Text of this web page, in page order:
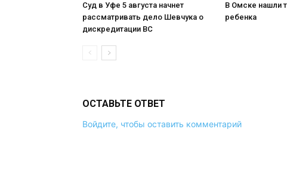
Суд в Уфе 5 августа начнет
рассматривать дело Шевчука о
дискредитации ВС
В Омске нашли
ребенка
ОСТАВЬТЕ ОТВЕТ
Войдите, чтобы оставить комментарий